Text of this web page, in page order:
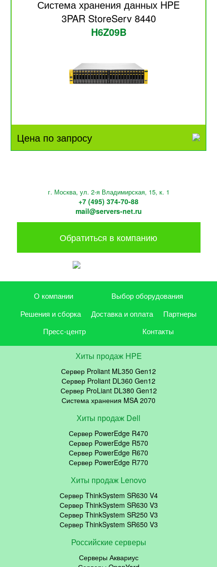
Система хранения данных HPE
3PAR StoreServ 8440
H6Z09B
Цена по запросу
г. Москва, ул. 2-я Владимирская, 15, к. 1
+7 (495) 374-70-88
mail@servers-net.ru
Обратиться в компанию
О компании
Выбор оборудования
Решения и сборка
Доставка и оплата
Партнеры
Пресс-центр
Контакты
Хиты продаж HPE
Сервер Proliant ML350 Gen12
Сервер Proliant DL360 Gen12
Сервер ProLiant DL380 Gen12
Система хранения MSA 2070
Хиты продаж Dell
Сервер PowerEdge R470
Сервер PowerEdge R570
Сервер PowerEdge R670
Сервер PowerEdge R770
Хиты продаж Lenovo
Сервер ThinkSystem SR630 V4
Сервер ThinkSystem SR630 V3
Сервер ThinkSystem SR250 V3
Сервер ThinkSystem SR650 V3
Российские серверы
Серверы Аквариус